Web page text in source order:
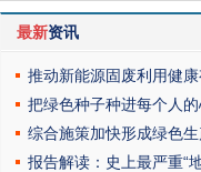
最新资讯
推动新能源固废利用健
把绿色种子种进每个人的
综合施策加快形成绿色
报告解读：史上最严重“